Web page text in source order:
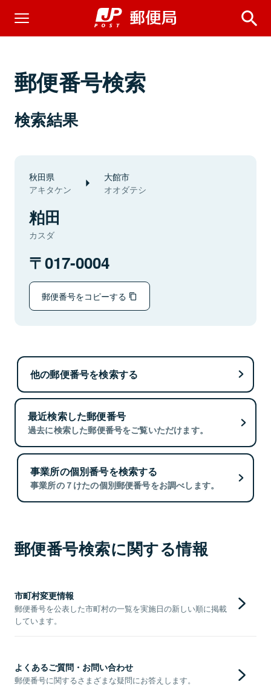
郵便番号検索
検索結果
秋田県
アキタケン
大館市
オオダテシ
粕田
カスダ
017-0004
郵便番号をコピーする
他の郵便番号を検索する
最近検索した郵便番号
過去に検索した郵便番号をご覧いただけます。
事業所の個別番号を検索する
事業所の７けたの個別郵便番号をお調べします。
郵便番号検索に関する情報
市町村変更情報
郵便番号を公表した市町村の一覧を実施日の新しい順に掲載
しています。
よくあるご質問・お問い合わせ
郵便番号に関するさまざまな疑問にお答えします。